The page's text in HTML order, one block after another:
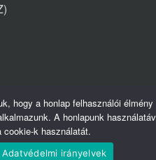
hogy a honlap felhasználói élmény
A honlapunk
cookie-k használatát.
Adatvédelmi irányelvek